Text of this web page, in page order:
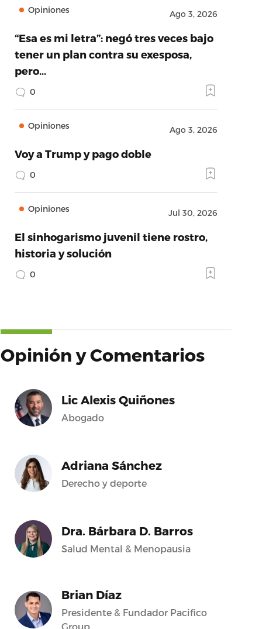
Opiniones Ago 3, 2026
“Esa es mi letra”: negó tres veces bajo
tener un plan contra su exesposa,
pero…
0
Opiniones Ago 3, 2026
Voy a Trump y pago doble
0
Opiniones Jul 30, 2026
El sinhogarismo juvenil tiene rostro,
historia y solución
0
Opinión y Comentarios
Lic Alexis Quiñones
Abogado
Adriana Sánchez
Derecho y deporte
Dra. Bárbara D. Barros
Salud Mental & Menopausia
Brian Díaz
Presidente & Fundador Pacifico
Group